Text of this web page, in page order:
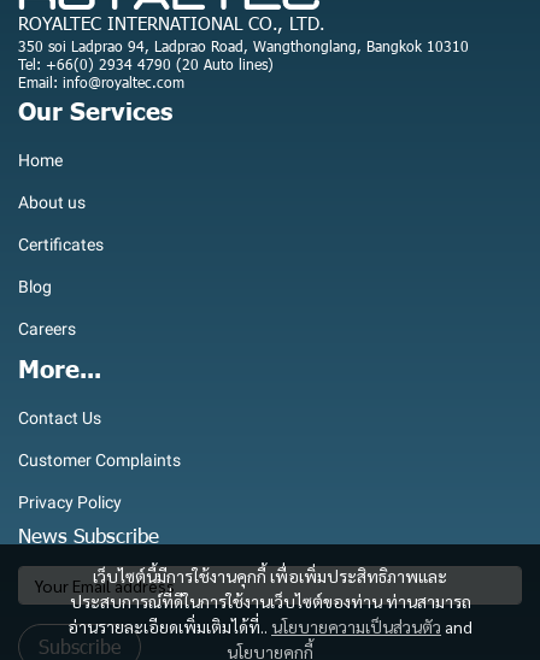
เว็บไซต์นี้มีการใช้งานคุกกี้ เพื่อเพิ่มประสิทธิภาพและ
ประสบการณ์ที่ดีในการใช้งานเว็บไซต์ของท่าน ท่านสามารถ
อ่านรายละเอียดเพิ่มเติมได้ที่.. นโยบายความเป็นส่วนตัว and
นโยบายคุกกี้
ROYALTEC INTERNATIONAL CO., LTD.
350 soi Ladprao 94, Ladprao Road, Wangthonglang, Bangkok 10310
Tel: +66(0) 2934 4790 (20 Auto lines)
Email: info@royaltec.com
Our Services
Home
About us
Certificates
Blog
Careers
More...
Contact Us
Customer Complaints
Privacy Policy
News Subscribe
Subscribe